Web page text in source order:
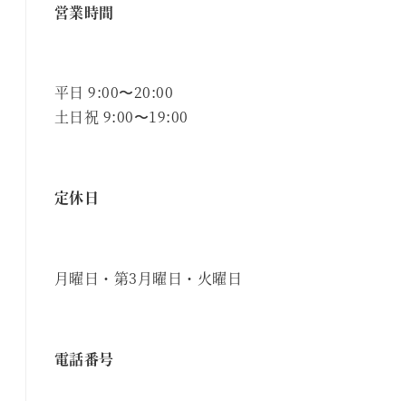
営業時間
平日 9:00〜20:00
土日祝 9:00〜19:00
定休日
月曜日・第3月曜日・火曜日
電話番号